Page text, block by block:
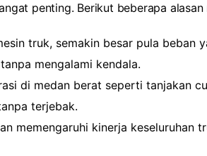
penting. Berikut beberapa
truk, semakin besar pula
mengalami kendala.
di medan berat seperti tanjakan
terjebak.
memengaruhi kinerja keseluruhan